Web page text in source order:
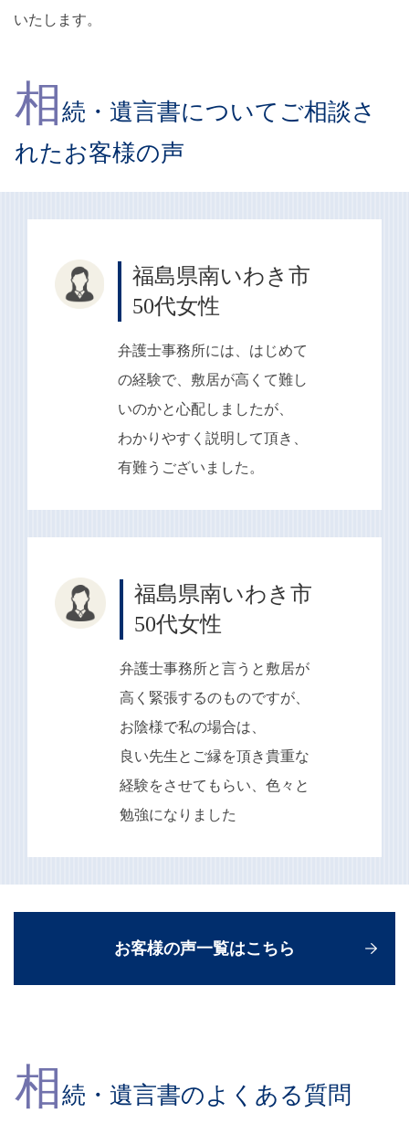
いたします。
相 続・遺言書についてご相談さ
れたお客様の声
福島県南いわき市
50代女性
弁護士事務所には、はじめて
の経験で、敷居が高くて難し
いのかと心配しましたが、
わかりやすく説明して頂き、
有難うございました。
福島県南いわき市
50代女性
弁護士事務所と言うと敷居が
高く緊張するのものですが、
お陰様で私の場合は、
良い先生とご縁を頂き貴重な
経験をさせてもらい、色々と
勉強になりました
お客様の声一覧はこちら
相 続・遺言書のよくある質問